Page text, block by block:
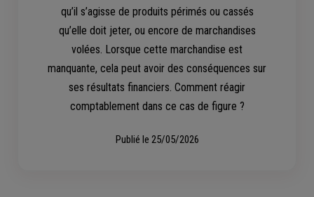
qu’il s’agisse de produits périmés ou cassés
qu’elle doit jeter, ou encore de marchandises
volées. Lorsque cette marchandise est
manquante, cela peut avoir des conséquences sur
ses résultats financiers. Comment réagir
comptablement dans ce cas de figure ?
Publié le 25/05/2026